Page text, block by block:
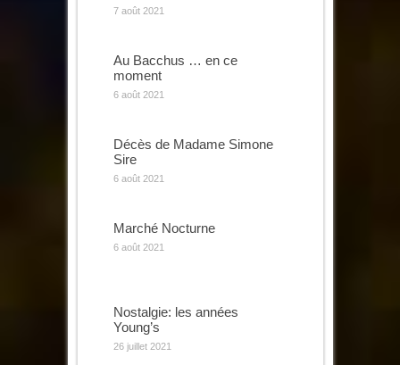
7 août 2021
Au Bacchus … en ce
moment
6 août 2021
Décès de Madame Simone
Sire
6 août 2021
Marché Nocturne
6 août 2021
Nostalgie: les années
Young’s
26 juillet 2021